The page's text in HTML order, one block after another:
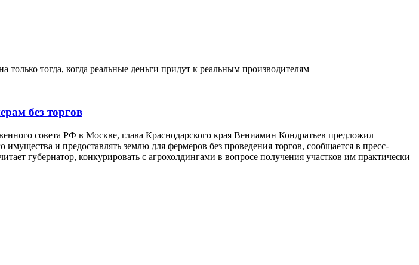
только тогда, когда реальные деньги придут к реальным производителям
без торгов
совета РФ в Москве, глава Краснодарского края Вениамин Кондратьев предложил
имущества и предоставлять землю для фермеров без проведения торгов, сообщается в пресс-
губернатор, конкурировать с агрохолдингами в вопросе получения участков им практически